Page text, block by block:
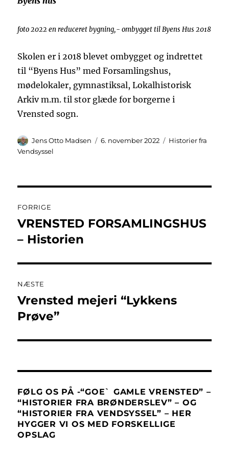
foto 2022 en reduceret bygning,- ombygget til Byens Hus 2018
Skolen er i 2018 blevet ombygget og indrettet
til “Byens Hus” med Forsamlingshus,
mødelokaler, gymnastiksal, Lokalhistorisk
Arkiv m.m. til stor glæde for borgerne i
Vrensted sogn.
Forfatter
Jens Otto Madsen Udgivet
6. november 2022 Kategorier
Historier fra
Vendsyssel
FORRIGE
Forrige
indlæg:
VRENSTED FORSAMLINGSHUS
– Historien
NÆSTE
Næste
indlæg:
Vrensted mejeri “Lykkens
Prøve”
FØLG OS PÅ -“GOE` GAMLE VRENSTED” –
“HISTORIER FRA BRØNDERSLEV” – OG
“HISTORIER FRA VENDSYSSEL” – HER
HYGGER VI OS MED FORSKELLIGE
OPSLAG